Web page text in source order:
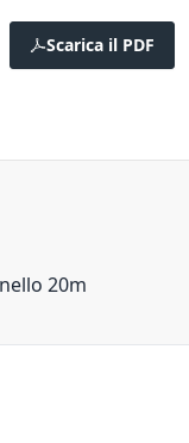
Scarica il PDF
20m